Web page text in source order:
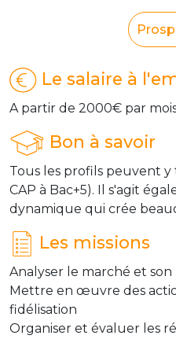
Le salaire à
A partir de 2000€ par
Bon à savoir
Tous les profils peuvent
CAP à Bac+5). Il s'agit
dynamique qui crée
Les missions
Analyser le marché et
Mettre en œuvre des
fidélisation
Organiser et évaluer les